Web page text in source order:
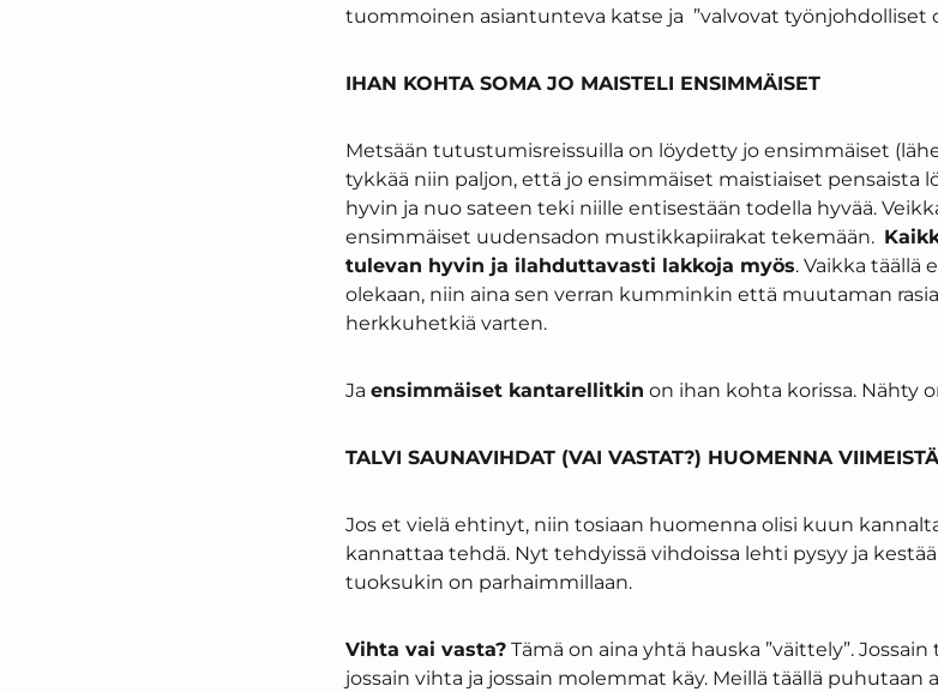
tuommoinen asiantunteva katse ja ”valvovat työnjohdolliset
IHAN KOHTA SOMA JO MAISTELI ENSIMMÄISET
Metsään tutustumisreissuilla on löydetty jo ensimmäiset
tykkää niin paljon, että jo ensimmäiset maistiaiset pensaista
hyvin ja nuo sateen teki niille entisestään todella hyvää.
ensimmäiset uudensadon mustikkapiirakat tekemään.
tulevan hyvin ja ilahduttavasti lakkoja myös. Vaikka täällä
olekaan, niin aina sen verran kumminkin että muutaman
herkkuhetkiä varten.
Ja ensimmäiset kantarellitkin on ihan kohta korissa. Nähty
TALVI SAUNAVIHDAT (VAI VASTAT?) HUOMENNA
Jos et vielä ehtinyt, niin tosiaan huomenna olisi kuun
kannattaa tehdä. Nyt tehdyissä vihdoissa lehti pysyy ja
tuoksukin on parhaimmillaan.
Vihta vai vasta? Tämä on aina yhtä hauska ”väittely”.
jossain vihta ja jossain molemmat käy. Meillä täällä puhutaan